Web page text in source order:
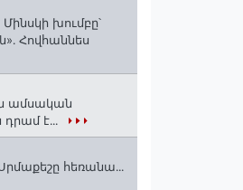
Մինսկի խումբը՝
Հովհաննես
ամսական
է․․․
հեռանա․․․